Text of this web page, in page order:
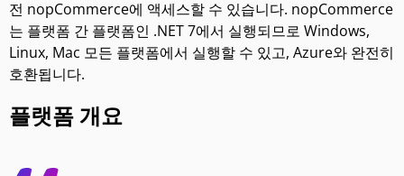
전 nopCommerce에 액세스할 수 있습니다. nopCommerce
는 플랫폼 간 플랫폼인 .NET 7에서 실행되므로 Windows,
Linux, Mac 모든 플랫폼에서 실행할 수 있고, Azure와 완전히
호환됩니다.
플랫폼 개요